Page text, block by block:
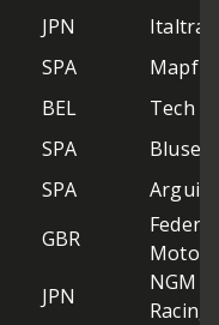
JPN
SPA
BEL
Tech 3
SPA
SPA
GBR
Moto2
JPN
NGM
Racing